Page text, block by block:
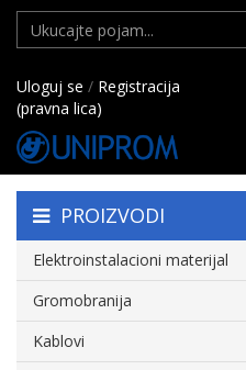
Uloguj se / Registracija
(pravna lica)
PROIZVODI
Elektroinstalacioni materijal
Gromobranija
Kablovi